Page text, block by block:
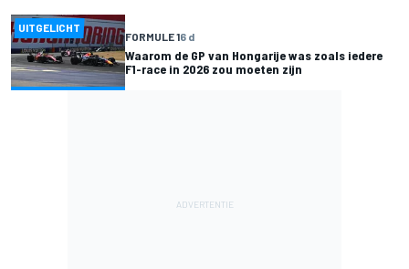
UITGELICHT
FORMULE 16 d
Waarom de GP van Hongarije was zoals iedere
F1-race in 2026 zou moeten zijn